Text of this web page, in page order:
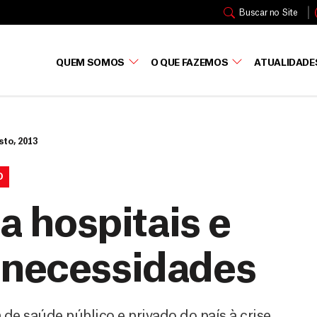
Buscar no Site
QUEM SOMOS O QUE FAZEMOS
2013
hospitais e